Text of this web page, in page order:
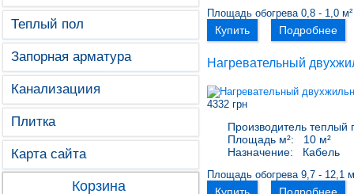
Теплый пол
Запорная арматура
Канализациия
Плитка
Карта сайта
Корзина
Площадь обогрева 0,8 - 1,0 м²
Купить Подробнее
Нагревательный
4332 грн
Производитель теплый
Площадь м²:
10 м²
Назначение:
Кабель
Площадь обогрева 9,7 - 12,1